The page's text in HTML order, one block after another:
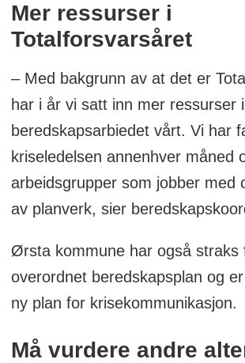
Mer ressurser i
Totalforsvarsåret
– Med bakgrunn av at det er
har i år vi satt inn mer ressurser i
beredskapsarbiedet vårt. Vi har
kriseledelsen annenhver måned
arbeidsgrupper som jobber med
av planverk, sier
Ørsta kommune har også straks
overordnet beredskapsplan og
ny plan for krisekommunikasjon.
Må vurdere andre